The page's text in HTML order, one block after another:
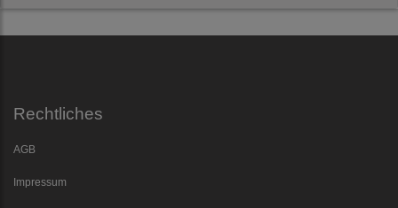
Rechtliches
AGB
Impressum